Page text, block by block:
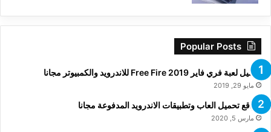
Popular Posts
تحميل لعبة فري فاير Free Fire 2019 للاندرويد والكمبيوتر مجانا
مايو 29, 2019
مواقع تحميل العاب وتطبيقات الاندرويد المدفوعة مجانا
مارس 5, 2020